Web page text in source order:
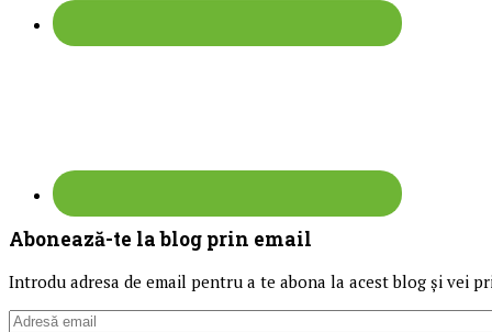
Abonează-te la blog prin email
Introdu adresa de email pentru a te abona la acest blog și vei
Adresă